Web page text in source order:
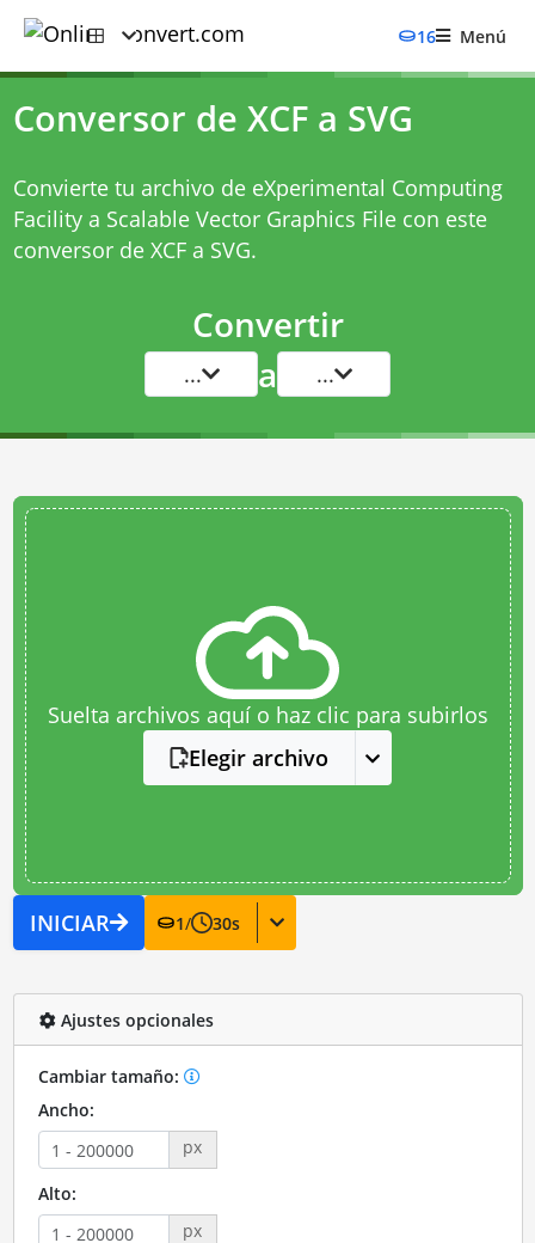
16 Menú
Conversor de XCF a SVG
Convierte tu archivo de eXperimental Computing
Facility a Scalable Vector Graphics File con este
conversor de XCF a SVG.
Convertir
... a ...
Suelta archivos aquí o haz clic para subirlos
Elegir archivo
INICIAR 1/ 30s
Ajustes opcionales
Cambiar tamaño:
Ancho:
px
Alto:
px